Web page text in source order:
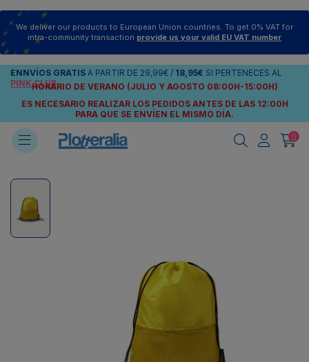
We deliver our products to European Union countries. To get 0% VAT for
intra-community transaction provide us your valid EU VAT number
ENNVÍOS GRATIS A PARTIR DE 29,99€ / 18,95€ SI PERTENECES AL
PINK CLUB
HORARIO DE VERANO (JULIO Y AGOSTO 08:00H-15:00H)
ES NECESARIO REALIZAR LOS PEDIDOS ANTES DE LAS 12:00H
PARA QUE SE ENVÍEN EL MISMO DÍA.
0